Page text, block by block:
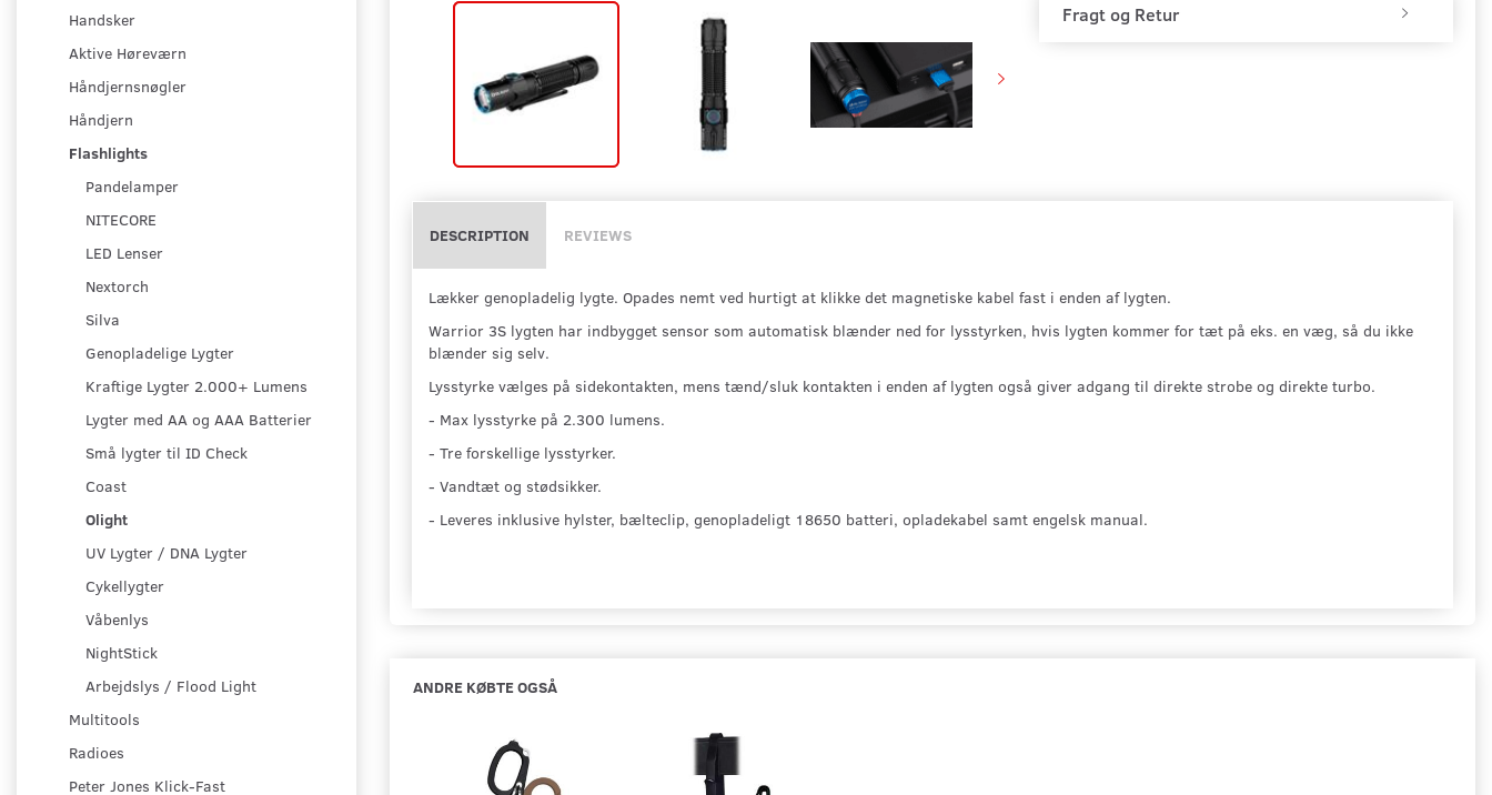
Handsker
Aktive Høreværn
Håndjernsnøgler
Håndjern
Flashlights
Pandelamper
NITECORE
LED Lenser
Nextorch
Silva
Genopladelige Lygter
Kraftige Lygter 2.000+ Lumens
Lygter med AA og AAA Batterier
Små lygter til ID Check
Coast
Olight
UV Lygter / DNA Lygter
Cykellygter
Våbenlys
NightStick
Arbejdslys / Flood Light
Multitools
Radioes
Peter Jones Klick-Fast
Fragt og Retur
DESCRIPTION REVIEWS
Lækker genopladelig lygte. Opades nemt ved hurtigt at klikke det magnetiske kabel fast i enden af lygten.
Warrior 3S lygten har indbygget sensor som automatisk blænder ned for lysstyrken, hvis lygten kommer for tæt på eks. en væg, så du ikke
blænder sig selv.
Lysstyrke vælges på sidekontakten, mens tænd/sluk kontakten i enden af lygten også giver adgang til direkte strobe og direkte turbo.
- Max lysstyrke på 2.300 lumens.
- Tre forskellige lysstyrker.
- Vandtæt og stødsikker.
- Leveres inklusive hylster, bælteclip, genopladeligt 18650 batteri, opladekabel samt engelsk manual.
ANDRE KØBTE OGSÅ